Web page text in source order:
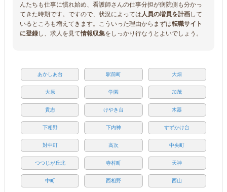
んたちも仕事に慣れ始め、看護師さんの仕事分担が病院側も分かっ
てきた時期です。ですので、状況によっては人員の増員を計画して
いるところも増えてきます。こういった理由からまずは転職サイト
に登録し、求人を見て情報収集をしっかり行なうとよいでしょう。
あかしあ台 駅前町 大畑
大原 学園 加茂
貴志 けやき台 木器
下相野 下内神 すずかけ台
対中町 高次 中央町
つつじが丘北 寺村町 天神
中町 西相野 西山